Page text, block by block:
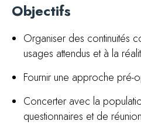
Objectifs
Organiser des continuités
usages attendus et à la
Fournir une approche pré-
Concerter avec la
questionnaires et de